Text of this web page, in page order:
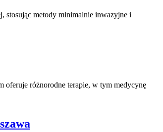
stosując metody minimalnie inwazyjne i
oferuje różnorodne terapie, w tym medycynę